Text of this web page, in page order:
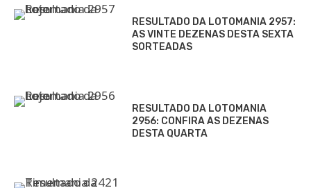
RESULTADO DA LOTOMANIA 2957:
AS VINTE DEZENAS DESTA SEXTA
SORTEADAS
RESULTADO DA LOTOMANIA
2956: CONFIRA AS DEZENAS
DESTA QUARTA